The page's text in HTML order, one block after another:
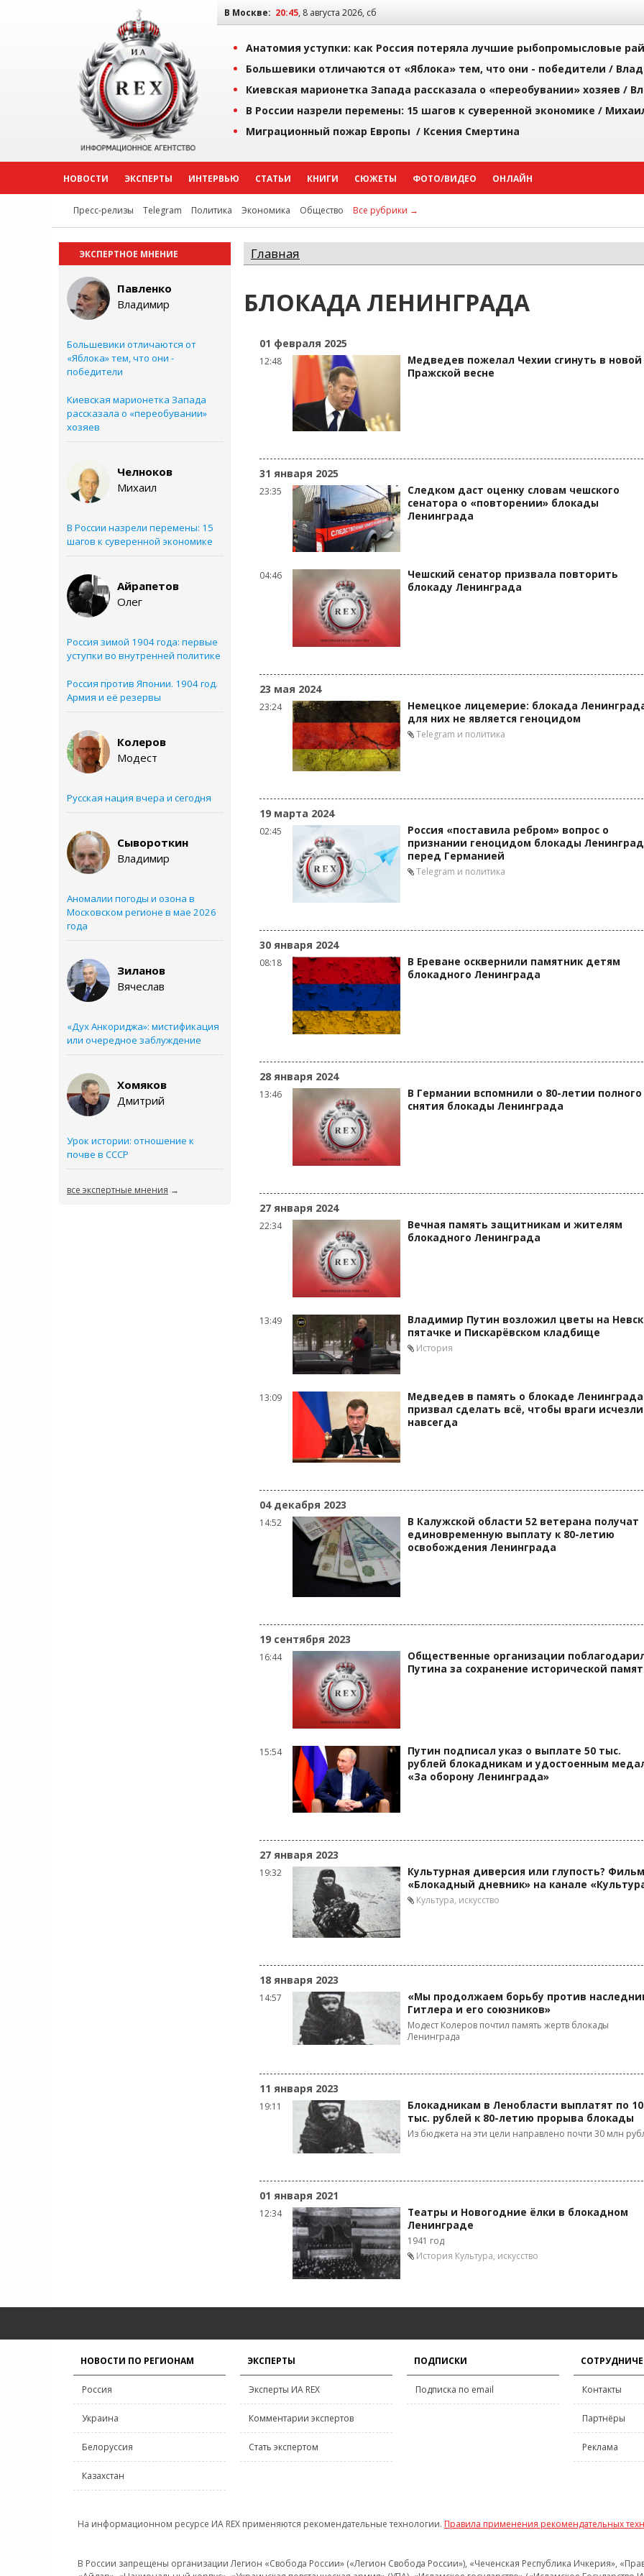
В Москве: 20:45, 8 августа 2026, сб
Анатомия уступки: как Россия потеряла лучшие рыбопромысловые
Большевики отличаются от «Яблока» тем, что они - победители /
Киевская марионетка Запада рассказала о «переобувании» хозяев /
В России назрели перемены: 15 шагов к суверенной экономике /
Миграционный пожар Европы / Ксения Смертина
НОВОСТИ ЭКСПЕРТЫ ИНТЕРВЬЮ СТАТЬИ КНИГИ СЮЖЕТЫ ФОТО/ВИДЕО ОНЛАЙН
Пресс-релизы Telegram Политика Экономика Общество Все рубрики →
ЭКСПЕРТНОЕ МНЕНИЕ
Павленко
Владимир
Большевики отличаются от
«Яблока» тем, что они -
победители
Киевская марионетка Запада
рассказала о «переобувании»
хозяев
Челноков
Михаил
В России назрели перемены: 15
шагов к суверенной экономике
Айрапетов
Олег
Россия зимой 1904 года: первые
уступки во внутренней политике
Россия против Японии. 1904 год.
Армия и её резервы
Колеров
Модест
Русская нация вчера и сегодня
Сывороткин
Владимир
Аномалии погоды и озона в
Московском регионе в мае 2026
года
Зиланов
Вячеслав
«Дух Анкориджа»: мистификация
или очередное заблуждение
Хомяков
Дмитрий
Урок истории: отношение к
почве в СССР
все экспертные мнения →
Главная
БЛОКАДА ЛЕНИНГРАДА
01 февраля 2025
12:48
Медведев пожелал Чехии сгинуть в новой
Пражской весне
31 января 2025
23:35
Следком даст оценку словам чешского
сенатора о «повторении» блокады
Ленинграда
04:46
Чешский сенатор призвала повторить
блокаду Ленинграда
23 мая 2024
23:24
Немецкое лицемерие: блокада
для них не является геноцидом
Telegram и политика
19 марта 2024
02:45
Россия «поставила ребром» вопрос о
признании геноцидом блокады
перед Германией
Telegram и политика
30 января 2024
08:18
В Ереване осквернили памятник детям
блокадного Ленинграда
28 января 2024
13:46
В Германии вспомнили о 80-летии полного
снятия блокады Ленинграда
27 января 2024
22:34
Вечная память защитникам и жителям
блокадного Ленинграда
13:49
Владимир Путин возложил цветы на
пятачке и Пискарёвском кладбище
История
13:09
Медведев в память о блокаде Ленинграда
призвал сделать всё, чтобы враги исчезли
навсегда
04 декабря 2023
14:52
В Калужской области 52 ветерана получат
единовременную выплату к 80-летию
освобождения Ленинграда
19 сентября 2023
16:44
Общественные организации
Путина за сохранение исторической
15:54
Путин подписал указ о выплате 50 тыс.
рублей блокадникам и удостоенным
«За оборону Ленинграда»
27 января 2023
19:32
Культурная диверсия или глупость? Фильм
«Блокадный дневник» на канале
Культура, искусство
18 января 2023
14:57
«Мы продолжаем борьбу против
Гитлера и его союзников»
Модест Колеров почтил память жертв блокады
Ленинграда
11 января 2023
19:11
Блокадникам в Ленобласти выплатят по 10
тыс. рублей к 80-летию прорыва блокады
Из бюджета на эти цели направлено почти 30 млн
01 января 2021
12:34
Театры и Новогодние ёлки в блокадном
Ленинграде
1941 год
История Культура, искусство
НОВОСТИ ПО РЕГИОНАМ
Россия
Украина
Белоруссия
Казахстан
ЭКСПЕРТЫ
Эксперты ИА REX
Комментарии экспертов
Стать экспертом
ПОДПИСКИ
Подписка по email Контакты
Партнёры
Реклама
На информационном ресурсе ИА REX применяются рекомендательные технологии. Правила применения рекомендательных
В России запрещены организации Легион «Свобода России» («Легион Свобода России»), «Чеченская Республика Ичкерия»,